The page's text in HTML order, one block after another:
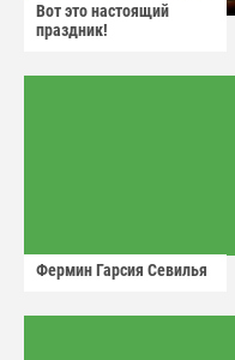
Вот это настоящий
праздник!
Фермин Гарсия Севилья